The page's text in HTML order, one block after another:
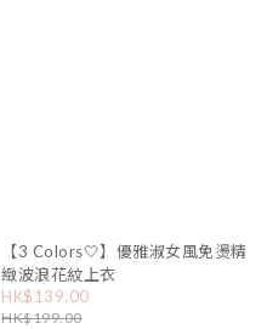
【3 Colors🤍】優雅淑女風免燙精
緻波浪花紋上衣
HK$139.00
HK$199.00